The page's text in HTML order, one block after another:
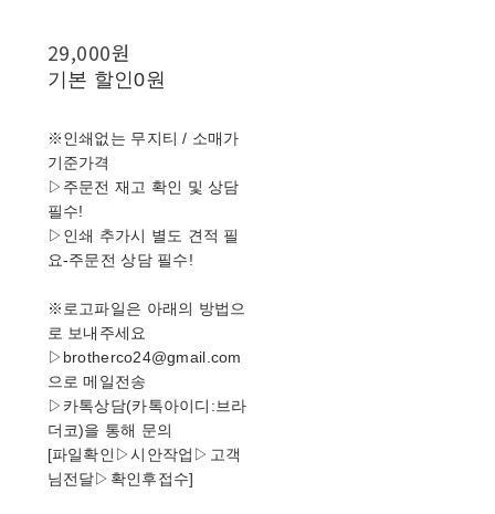
29,000원
기본 할인0원
※인쇄없는 무지티 / 소매가
기준가격
▷주문전 재고 확인 및 상담
필수!
▷인쇄 추가시 별도 견적 필
요-주문전 상담 필수!
※로고파일은 아래의 방법으
로 보내주세요
▷brotherco24@gmail.com
으로 메일전송
▷카톡상담(카톡아이디:브라
더코)을 통해 문의
[파일확인▷시안작업▷고객
님전달▷확인후접수]